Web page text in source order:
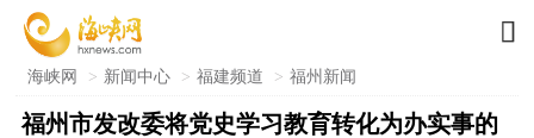

海峡网 > 新闻中心 > 福建频道 > 福州新闻
福州市发改委将党史学习教育转化为办实事的